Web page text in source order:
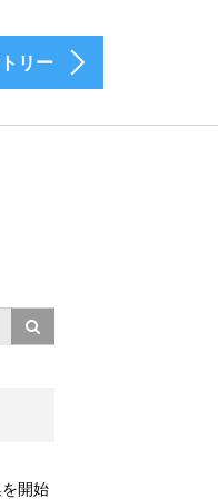
リー
開始